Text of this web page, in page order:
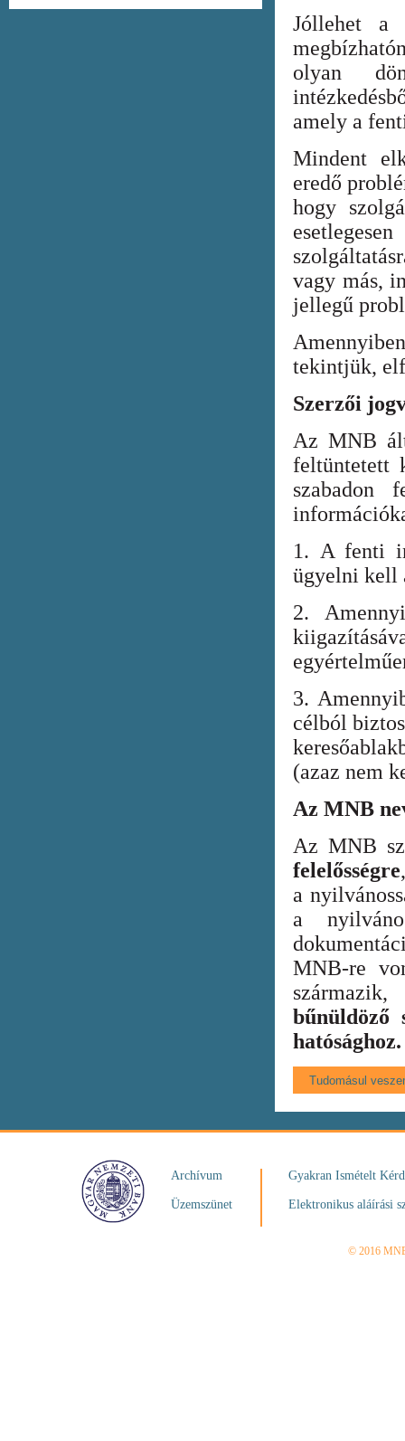
Jóllehet a
olyan
amely a
Mindent
eredő
hogy
vagy más,
jellegű
tekintjük,
Szerzői
Az MNB
feltüntetett
szabadon
1. A fenti
ügyelni kell
2.
3.
célból
(azaz nem
Az MNB
Az MNB
felelősségre
a
a
MNB-re
bűnüldöző
hatósághoz.
Archívum
Üzemszünet
Gyakran Ismételt
Elektronikus aláírási
© 2016